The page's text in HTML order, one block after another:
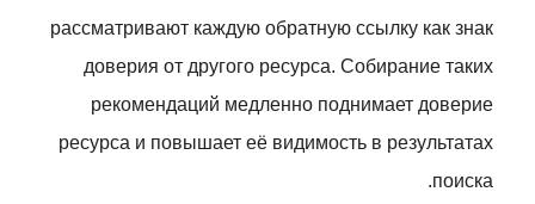
рассматривают каждую обратную ссылку как знак
доверия от другого ресурса. Собирание таких
рекомендаций медленно поднимает доверие
ресурса и повышает её видимость в результатах
поиска.